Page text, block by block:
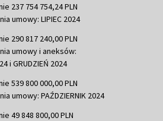
237 754 754,24 PLN
umowy: LIPIEC 2024
290 817 240,00 PLN
umowy i aneksów:
i GRUDZIEŃ 2024
539 800 000,00 PLN
umowy: PAŹDZIERNIK 2024
49 848 800,00 PLN